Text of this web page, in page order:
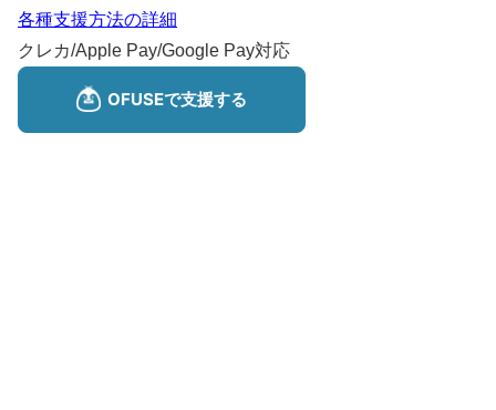
各種支援方法の詳細
クレカ/Apple Pay/Google Pay対応